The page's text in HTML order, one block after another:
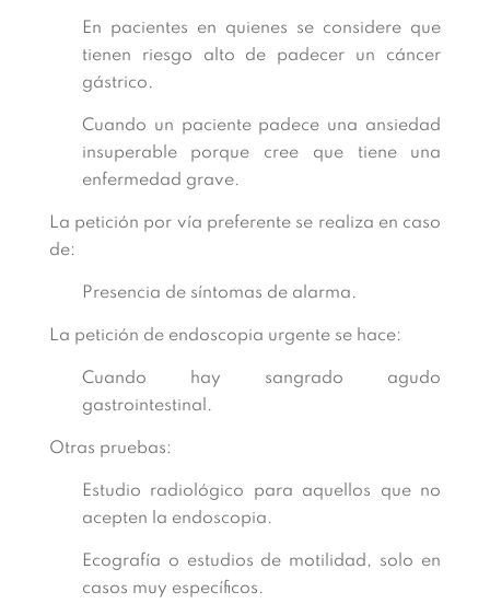
En pacientes en quienes se considere que
tienen riesgo alto de padecer un cáncer
gástrico.
Cuando un paciente padece una ansiedad
insuperable porque cree que tiene una
enfermedad grave.
La petición por vía preferente se realiza en caso
de:
Presencia de síntomas de alarma.
La petición de endoscopia urgente se hace:
Cuando hay sangrado agudo
gastrointestinal.
Otras pruebas:
Estudio radiológico para aquellos que no
acepten la endoscopia.
Ecografía o estudios de motilidad, solo en
casos muy específicos.